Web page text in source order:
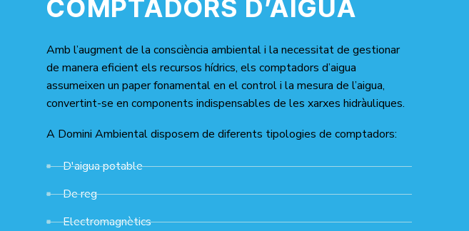
COMPTADORS D’AIGUA
Amb l’augment de la consciència ambiental i la necessitat de gestionar
de manera eficient els recursos hídrics, els comptadors d’aigua
assumeixen un paper fonamental en el control i la mesura de l’aigua,
convertint-se en components indispensables de les xarxes hidràuliques.
A Domini Ambiental disposem de diferents tipologies de comptadors:
D'aigua potable
De reg
Electromagnètics